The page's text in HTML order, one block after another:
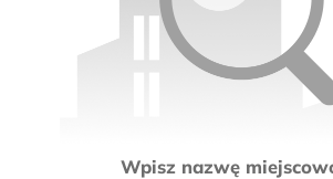
Wpisz nazwę